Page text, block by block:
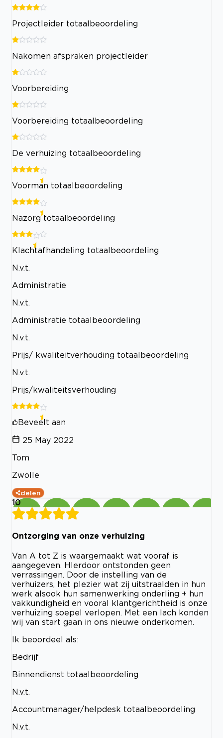
Projectleider totaalbeoordeling
Nakomen afspraken projectleider
Voorbereiding
Voorbereiding totaalbeoordeling
De verhuizing totaalbeoordeling
Voorman totaalbeoordeling
Nazorg totaalbeoordeling
Klachtafhandeling totaalbeoordeling
N.v.t.
Administratie
N.v.t.
Administratie totaalbeoordeling
N.v.t.
Prijs/ kwaliteitverhouding totaalbeoordeling
N.v.t.
Prijs/kwaliteitsverhouding
Beveelt aan
25 May 2022
Tom
Zwolle
delen
10
Ontzorging van onze verhuizing
Van A tot Z is waargemaakt wat vooraf is
aangegeven. HIerdoor ontstonden geen
verrassingen. Door de instelling van de
verhuizers, het plezier wat zij uitstraalden in hun
werk alsook hun samenwerking onderling + hun
vakkundigheid en vooral klantgerichtheid is onze
verhuizing soepel verlopen. Met een lach konden
wij van start gaan in ons nieuwe onderkomen.
Ik beoordeel als:
Bedrijf
Binnendienst totaalbeoordeling
N.v.t.
Accountmanager/helpdesk totaalbeoordeling
N.v.t.